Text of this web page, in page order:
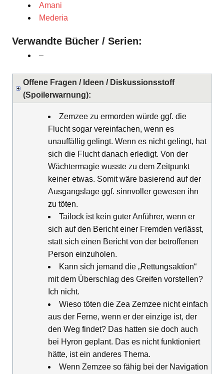
Amani
Mederia
Verwandte Bücher / Serien:
–
Offene Fragen / Ideen / Diskussionsstoff
(Spoilerwarnung):
Zemzee zu ermorden würde ggf. die
Flucht sogar vereinfachen, wenn es
unauffällig gelingt. Wenn es nicht gelingt, hat
sich die Flucht danach erledigt. Von der
Wächtermagie wusste zu dem Zeitpunkt
keiner etwas. Somit wäre basierend auf der
Ausgangslage ggf. sinnvoller gewesen ihn
zu töten.
Tailock ist kein guter Anführer, wenn er
sich auf den Bericht einer Fremden verlässt,
statt sich einen Bericht von der betroffenen
Person einzuholen.
Kann sich jemand die „Rettungsaktion“
mit dem Überschlag des Greifen vorstellen?
Ich nicht.
Wieso töten die Zea Zemzee nicht einfach
aus der Ferne, wenn er der einzige ist, der
den Weg findet? Das hatten sie doch auch
bei Hyron geplant. Das es nicht funktioniert
hätte, ist ein anderes Thema.
Wenn Zemzee so fähig bei der Navigation